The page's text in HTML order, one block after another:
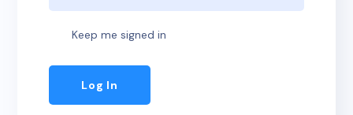
Keep me signed in
Log In